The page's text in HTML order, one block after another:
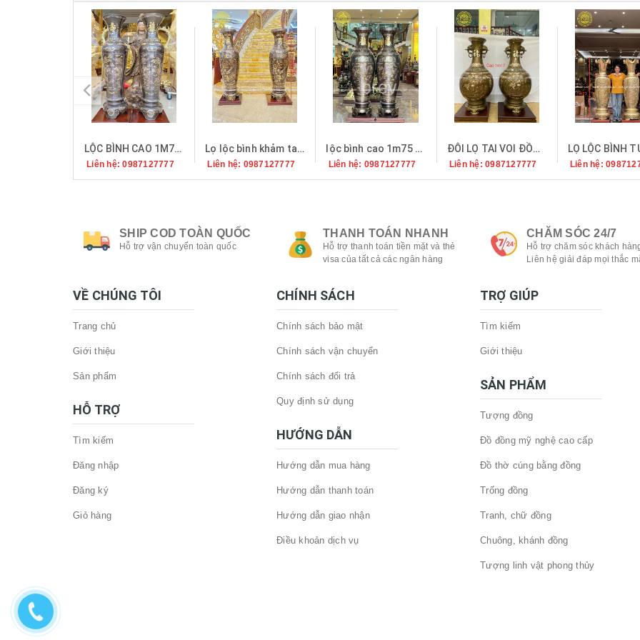
LỘC BÌNH CAO 1M7 KHẢM NGŨ SẮC
Liên hệ: 0987127777
Lọ lộc bình khảm tam khí dát điểm vàng cao 1m75
Liên hệ: 0987127777
lộc bình cao 1m75 khảm ngũ sắc
Liên hệ: 0987127777
ĐÔI LỌ TAI VOI ĐỒNG ĐỎ KHẢM TAM KHÍ 1M17
Liên hệ: 0987127777 Liên hệ:
prev
SHIP COD TOÀN QUỐC
Hỗ trợ vận chuyển toàn quốc
THANH TOÁN NHANH
Hỗ trợ thanh toán tiền mặt và thẻ
visa của tất cả các ngân hàng
CHĂM SÓC 24/7
Hỗ trợ chăm sóc khách
Liên hệ giải đáp mọi thắc
VỀ CHÚNG TÔI
Trang chủ
Giới thiệu
Sản phẩm
HỖ TRỢ
Tìm kiếm
Đăng nhập
Đăng ký
Giỏ hàng
CHÍNH SÁCH
Chính sách bảo mật
Chính sách vận chuyển
Chính sách đổi trả
Quy định sử dụng
HƯỚNG DẪN
Hướng dẫn mua hàng
Hướng dẫn thanh toán
Hướng dẫn giao nhận
Điều khoản dịch vụ
TRỢ GIÚP
Tìm kiếm
Giới thiệu
SẢN PHẨM
Tượng đồng
Đồ đồng mỹ nghệ cao cấp
Đồ thờ cúng bằng đồng
Trống đồng
Tranh, chữ đồng
Chuông, khánh đồng
Tượng linh vật phong thủy